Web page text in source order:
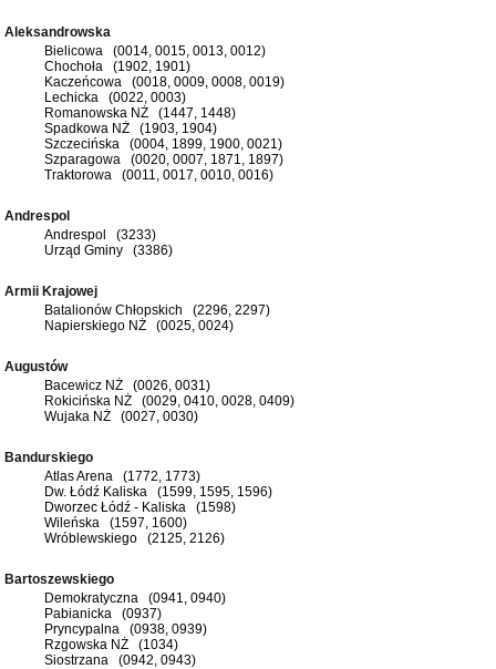
Aleksandrowska
Bielicowa (0014, 0015, 0013, 0012)
Chochoła (1902, 1901)
Kaczeńcowa (0018, 0009, 0008, 0019)
Lechicka (0022, 0003)
Romanowska NŻ (1447, 1448)
Spadkowa NŻ (1903, 1904)
Szczecińska (0004, 1899, 1900, 0021)
Szparagowa (0020, 0007, 1871, 1897)
Traktorowa (0011, 0017, 0010, 0016)
Andrespol
Andrespol (3233)
Urząd Gminy (3386)
Armii Krajowej
Batalionów Chłopskich (2296, 2297)
Napierskiego NŻ (0025, 0024)
Augustów
Bacewicz NŻ (0026, 0031)
Rokicińska NŻ (0029, 0410, 0028, 0409)
Wujaka NŻ (0027, 0030)
Bandurskiego
Atlas Arena (1772, 1773)
Dw. Łódź Kaliska (1599, 1595, 1596)
Dworzec Łódź - Kaliska (1598)
Wileńska (1597, 1600)
Wróblewskiego (2125, 2126)
Bartoszewskiego
Demokratyczna (0941, 0940)
Pabianicka (0937)
Pryncypalna (0938, 0939)
Rzgowska NŻ (1034)
Siostrzana (0942, 0943)